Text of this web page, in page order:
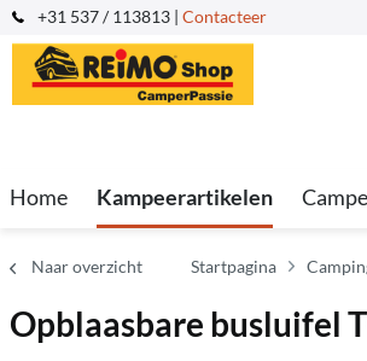
+31 537 / 113813 | Contacteer
Home Kampeerartikelen
Naar overzicht Startpagina
Opblaasbare busluifel